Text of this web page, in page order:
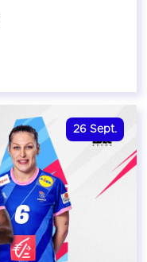
26 Sept.